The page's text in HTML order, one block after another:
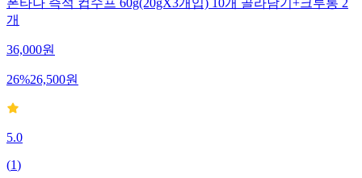
폰타나 즉석 컵수프 60g(20gX3개입) 10개 골라담기+크루통 2
개
36,000원
26%26,500원
5.0
(1)